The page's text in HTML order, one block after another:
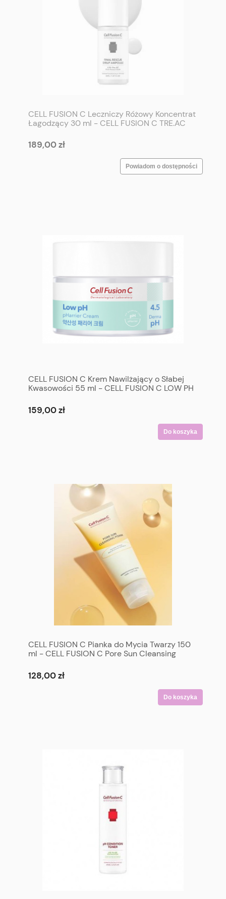
CELL FUSION C Leczniczy Różowy Koncentrat
Łagodzący 30 ml - CELL FUSION C TRE.AC
189,00 zł
Powiadom o dostępności
CELL FUSION C Krem Nawilżający o Słabej
Kwasowości 55 ml - CELL FUSION C LOW PH
159,00 zł
Do koszyka
CELL FUSION C Pianka do Mycia Twarzy 150
ml - CELL FUSION C Pore Sun Cleansing
128,00 zł
Do koszyka